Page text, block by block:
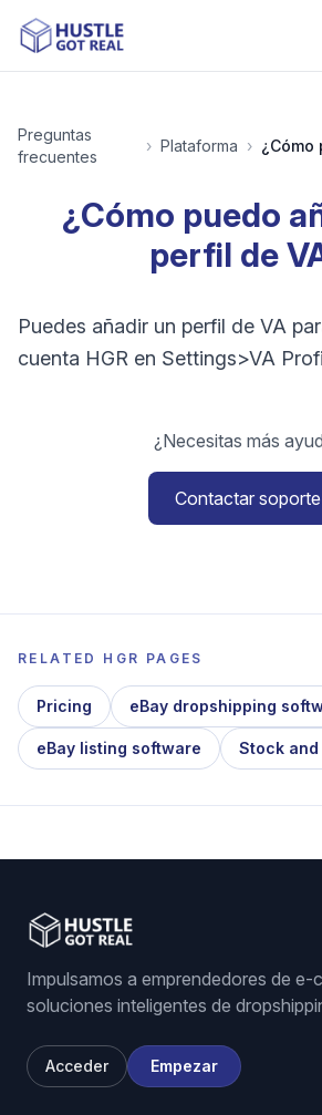
Preguntas
frecuentes
› Plataforma ›
¿Cómo puedo
perfil de
Puedes añadir un perfil de VA
cuenta HGR en Settings>VA
¿Necesitas más
Contactar soporte
RELATED HGR PAGES
Pricing eBay dropshipping
eBay listing software Stock
Impulsamos a emprendedores de e-
soluciones inteligentes de
Acceder Empezar